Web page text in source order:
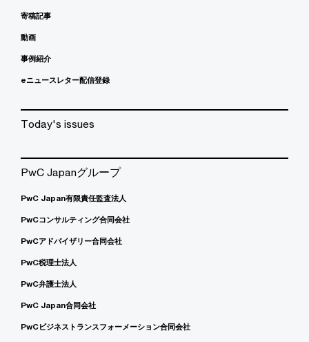
寄稿記事
動画
事例紹介
eニュースレター配信登録
Today's issues
PwC Japanグループ
PwC Japan有限責任監査法人
PwCコンサルティング合同会社
PwCアドバイザリー合同会社
PwC税理士法人
PwC弁護士法人
PwC Japan合同会社
PwCビジネストランスフォーメーション合同会社